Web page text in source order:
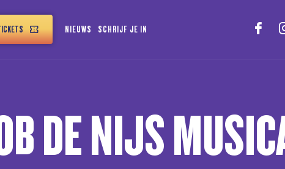
NIEUWS SCHRIJF JE IN
DE NIJS